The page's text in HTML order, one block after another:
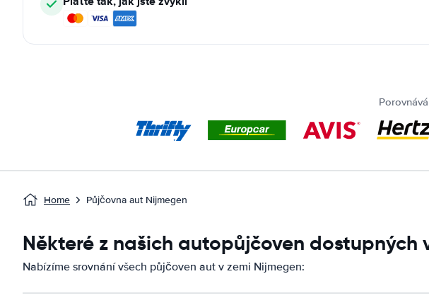
Home Půjčovna aut Nijmegen
Některé z našich autopůjčoven dostupných
Nabízíme srovnání všech půjčoven aut v zemi Nijmegen: